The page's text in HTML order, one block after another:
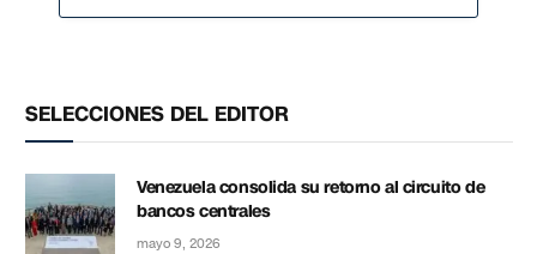
SELECCIONES DEL EDITOR
Venezuela consolida su retorno al circuito de
bancos centrales
mayo 9, 2026